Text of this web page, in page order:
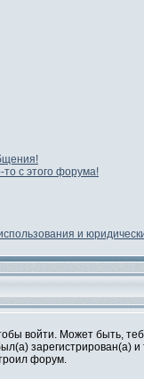
с этого форума!
и
войти. Может быть,
зарегистрирован(а)
форум.